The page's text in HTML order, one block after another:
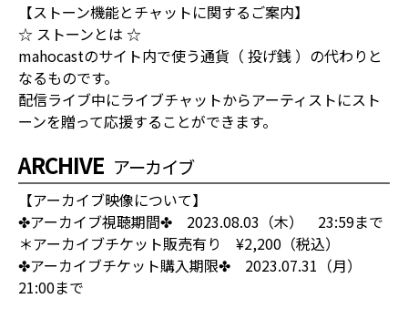
【ストーン機能とチャットに関するご案内】
☆ ストーンとは ☆
mahocastのサイト内で使う通貨（ 投げ銭 ）の代わりと
なるものです。
配信ライブ中にライブチャットからアーティストにスト
ーンを贈って応援することができます。
ARCHIVE アーカイブ
【アーカイブ映像について】
✤アーカイブ視聴期間✤ 2023.08.03（木） 23:59まで
＊アーカイブチケット販売有り ¥2,200（税込）
✤アーカイブチケット購入期限✤ 2023.07.31（月）
21:00まで